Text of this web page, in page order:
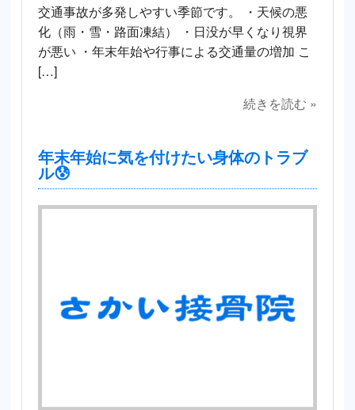
交通事故が多発しやすい季節です。 ・天候の悪
化（雨・雪・路面凍結） ・日没が早くなり視界
が悪い ・年末年始や行事による交通量の増加 こ
[…]
続きを読む »
年末年始に気を付けたい身体のトラブ
ル😰